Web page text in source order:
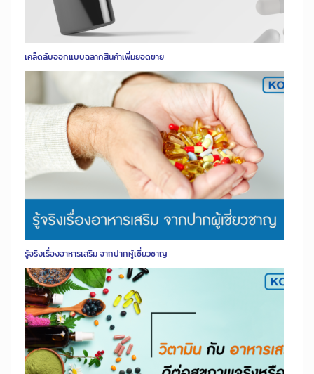
เคล็ดลับออกแบบฉลากสินค้าเพิ่มยอดขาย
รู้จริงเรื่องอาหารเสริม จากปากผู้เชี่ยวชาญ